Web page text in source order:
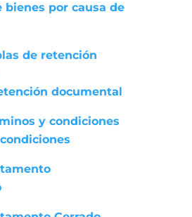
bienes por causa de
de retención
documental
y condiciones